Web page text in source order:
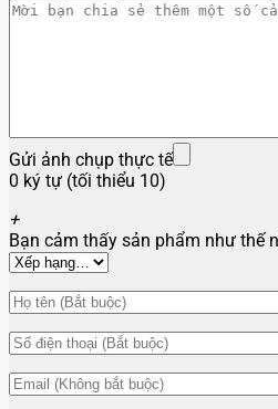
Gửi ảnh chụp thực tế
0 ký tự (tối thiểu 10)
+
Bạn cảm thấy sản phẩm như thế